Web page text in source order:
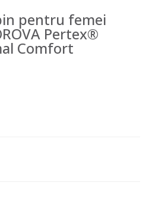
pentru femei
Pertex®
Comfort